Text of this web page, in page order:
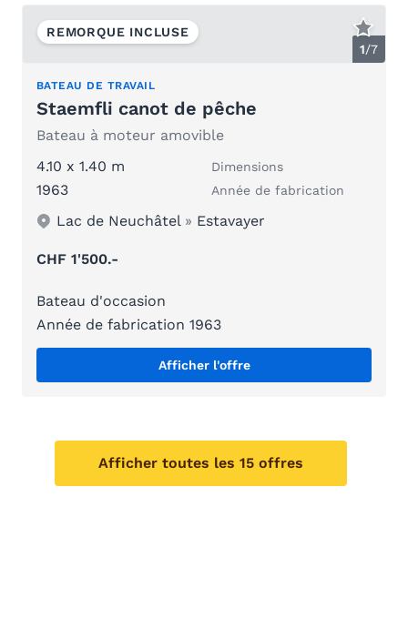
1/7
REMORQUE INCLUSE
BATEAU DE TRAVAIL
Staemfli canot de pêche
Bateau à moteur amovible
4.10 x 1.40 m
Dimensions
1963 Année de fabrication
Lac de Neuchâtel» Estavayer
CHF 1'500.-
Bateau d'occasion
Année de fabrication 1963
Afficher l'offre
Afficher toutes les 15 offres